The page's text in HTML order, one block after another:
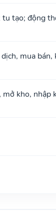
tạo; động
mua
kho,